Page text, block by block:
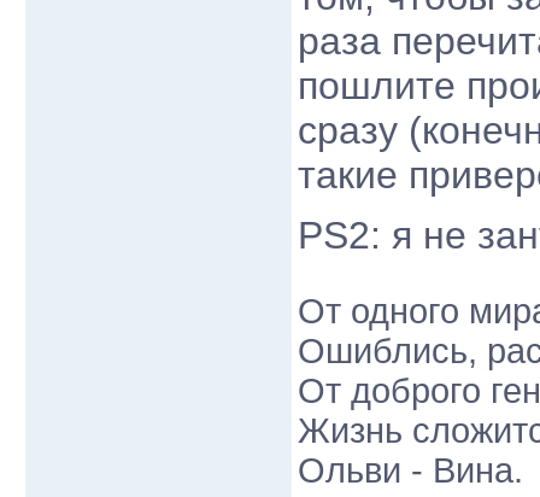
раза
пошлите
сразу
такие
PS2: я не
От одного
Ошиблись,
От доброго
Жизнь
Ольви - Вина.